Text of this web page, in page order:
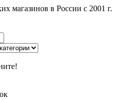
магазинов в России с 2001 г.